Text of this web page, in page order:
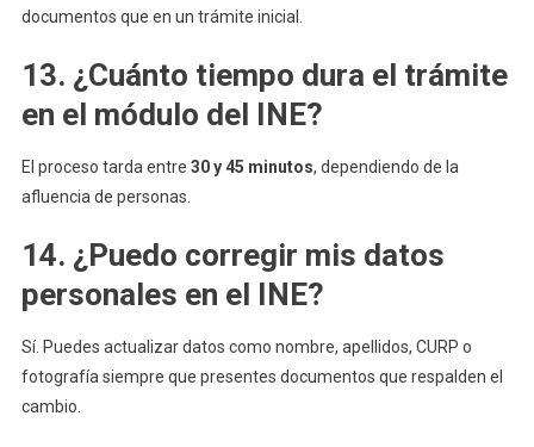
documentos que en un trámite inicial.
13. ¿Cuánto tiempo dura el trámite
en el módulo del INE?
El proceso tarda entre 30 y 45 minutos, dependiendo de la
afluencia de personas.
14. ¿Puedo corregir mis datos
personales en el INE?
Sí. Puedes actualizar datos como nombre, apellidos, CURP o
fotografía siempre que presentes documentos que respalden el
cambio.